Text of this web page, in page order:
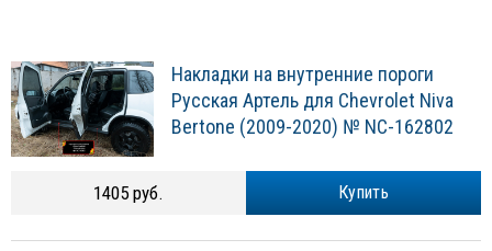
Накладки на внутренние пороги
Русская Артель для Chevrolet Niva
Bertone (2009-2020) № NC-162802
Купить
1405 руб.